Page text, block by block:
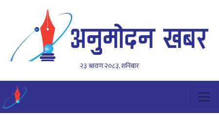
२३ श्रावण २०८३, शनिबार